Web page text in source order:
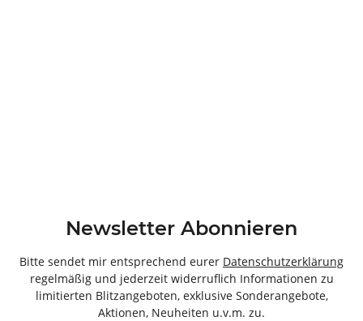
Newsletter Abonnieren
Bitte sendet mir entsprechend eurer Datenschutzerklärung
regelmäßig und jederzeit widerruflich Informationen zu
limitierten Blitzangeboten, exklusive Sonderangebote,
Aktionen, Neuheiten u.v.m. zu.